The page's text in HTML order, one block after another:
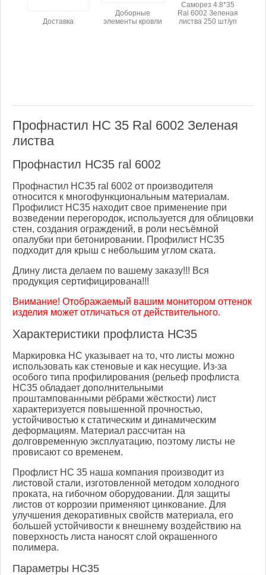
Доставка
Доборные
элементы кровли
Саморез 4.8*35
Ral 6002 Зеленая
листва 250 шт/уп
Профнастил НС 35 Ral 6002 Зеленая
листва
Профнастил НС35 ral 6002
Профнастил НС35 ral 6002 от производителя
относится к многофункциональным материалам.
Профилист НС35 находит свое применение при
возведении перегородок, используется для облицовки
стен, создания ограждений, в роли несъёмной
опалубки при бетонировании. Профилист НС35
подходит для крыш с небольшим углом ската.
Длину листа делаем по вашему заказу!!! Вся
продукция сертифицирована!!!
Внимание! Отображаемый вашим монитором оттенок
изделия может отличаться от действительного.
Характеристики профлиста НС35
Маркировка НС указывает на то, что листы можно
использовать как стеновые и как несущие. Из-за
особого типа профилирования (рельеф профлиста
НС35 обладает дополнительными
проштампованными рёбрами жёсткости) лист
характеризуется повышенной прочностью,
устойчивостью к статическим и динамическим
деформациям. Материал рассчитан на
долговременную эксплуатацию, поэтому листы не
провисают со временем.
Профлист НС 35 наша компания производит из
листовой стали, изготовленной методом холодного
проката, на гибочном оборудовании. Для защиты
листов от коррозии применяют цинкование. Для
улучшения декоративных свойств материала, его
большей устойчивости к внешнему воздействию на
поверхность листа наносят слой окрашенного
полимера.
Параметры НС35